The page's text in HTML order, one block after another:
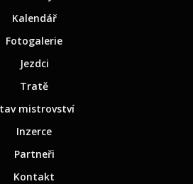
Kalendář
Fotogalerie
Jezdci
Tratě
mistrovství
Inzerce
Partneři
Kontakt